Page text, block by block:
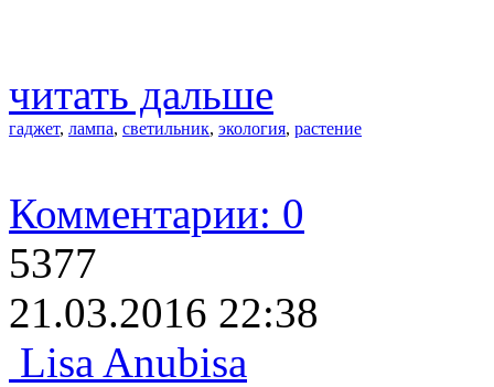
читать дальше
гаджет, лампа, светильник, экология, растение
Комментарии: 0
5377
21.03.2016 22:38
Lisa Anubisa